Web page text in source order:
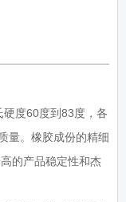
度60度到83度，各
量。橡胶成份的精细
的产品稳定性和杰